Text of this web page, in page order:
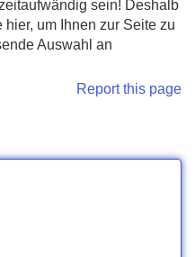
sein! Deshalb
hier, um Ihnen zur Seite zu
Auswahl an
Report this page